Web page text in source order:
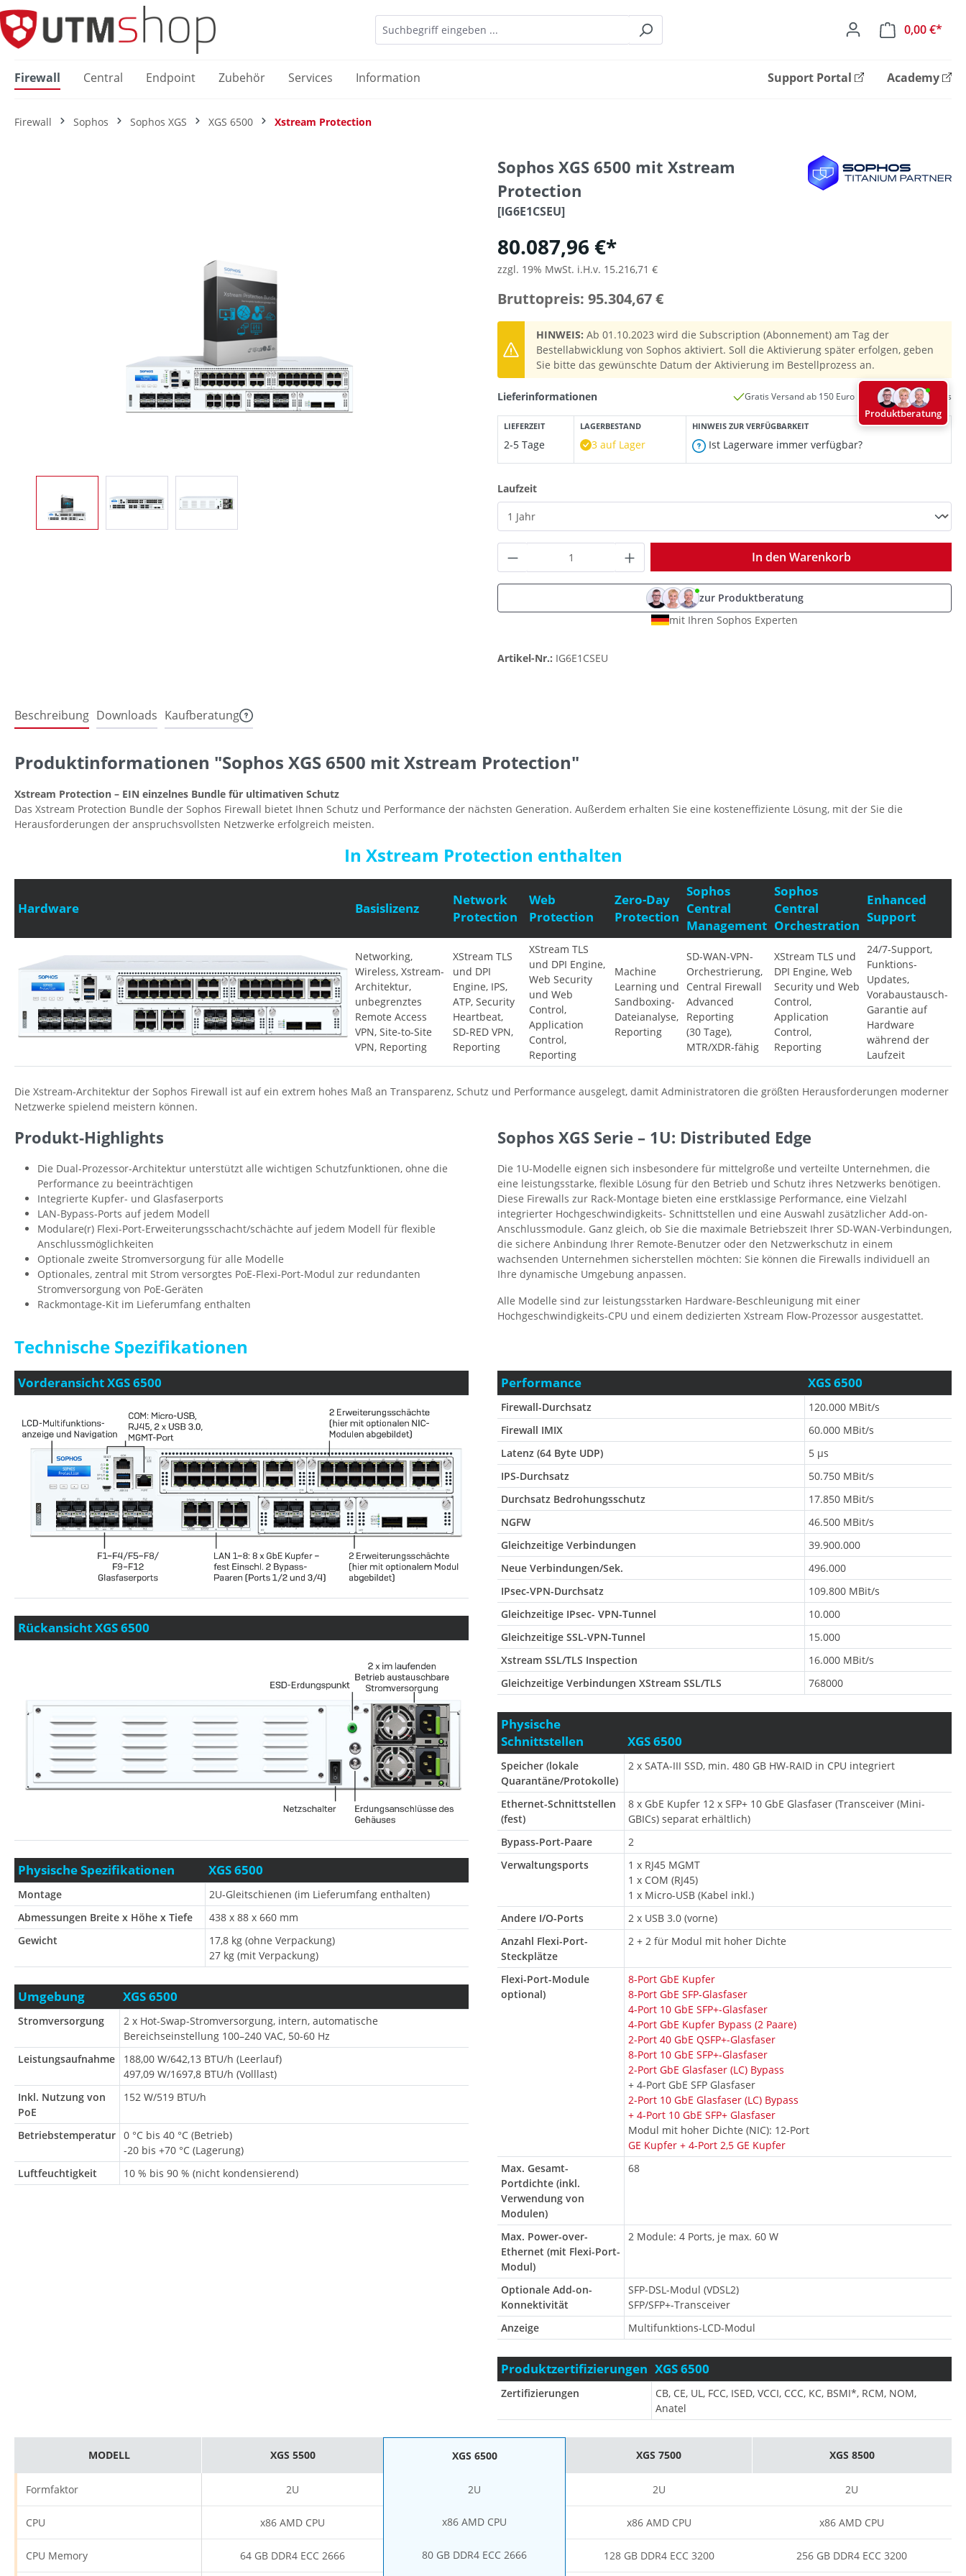
Zur Hauptnavigation springen
0,00 €*
Firewall Central Endpoint Zubehör Services Information Support Portal Academy
Firewall Sophos Sophos XGS XGS 6500 Xstream Protection
Sophos XGS 6500 mit Xstream
Protection
[IG6E1CSEU]
80.087,96 €*
zzgl. 19% MwSt. i.H.v. 15.216,71 €
Bruttopreis: 95.304,67 €
HINWEIS: Ab 01.10.2023 wird die Subscription (Abonnement) am Tag der
Bestellabwicklung von Sophos aktiviert. Soll die Aktivierung später erfolgen, geben
Sie bitte das gewünschte Datum der Aktivierung im Bestellprozess an.
Lieferinformationen Gratis Versand ab 150 Euro innerhalb Deutschlands
LIEFERZEIT
2-5 Tage
LAGERBESTAND
3 auf Lager
HINWEIS ZUR VERFÜGBARKEIT
Ist Lagerware immer verfügbar?
Laufzeitauswählen
Produkt Anzahl: Gib den gewünschten Wert ein oder
In den Warenkorb
zur Produktberatung
mit Ihren Sophos Experten
Artikel-Nr.: IG6E1CSEU
Beschreibung Downloads Kaufberatung
Produktinformationen "Sophos XGS 6500 mit Xstream Protection"
Xstream Protection – EIN einzelnes Bundle für ultimativen Schutz
Das Xstream Protection Bundle der Sophos Firewall bietet Ihnen Schutz und Performance der nächsten Generation. Außerdem erhalten Sie eine kosteneffiziente Lösung, mit der Sie die
Herausforderungen der anspruchsvollsten Netzwerke erfolgreich meisten.
In Xstream Protection enthalten
Hardware Basislizenz
Network
Protection
Web
Protection
Zero-Day
Protection
Sophos
Central
Management
Sophos
Central
Orchestration
Enhanced
Support
Networking,
Wireless, Xstream-
Architektur,
unbegrenztes
Remote Access
VPN, Site-to-Site
VPN, Reporting
XStream TLS
und DPI
Engine, IPS,
ATP, Security
Heartbeat,
SD-RED VPN,
Reporting
XStream TLS
und DPI Engine,
Web Security
und Web
Control,
Application
Control,
Reporting
Machine
Learning und
Sandboxing-
Dateianalyse,
Reporting
SD-WAN-VPN-
Orchestrierung,
Central Firewall
Advanced
Reporting
(30 Tage),
MTR/XDR-fähig
XStream TLS und
DPI Engine, Web
Security und Web
Control,
Application
Control,
Reporting
24/7-Support,
Funktions-
Updates,
Vorabaustausch-
Garantie auf
Hardware
während der
Laufzeit
Die Xstream-Architektur der Sophos Firewall ist auf ein extrem hohes Maß an Transparenz, Schutz und Performance ausgelegt, damit Administratoren die größten Herausforderungen moderner
Netzwerke spielend meistern können.
Produkt-Highlights
Die Dual-Prozessor-Architektur unterstützt alle wichtigen Schutzfunktionen, ohne die
Performance zu beeinträchtigen
Integrierte Kupfer- und Glasfaserports
LAN-Bypass-Ports auf jedem Modell
Modulare(r) Flexi-Port-Erweiterungsschacht/schächte auf jedem Modell für flexible
Anschlussmöglichkeiten
Optionale zweite Stromversorgung für alle Modelle
Optionales, zentral mit Strom versorgtes PoE-Flexi-Port-Modul zur redundanten
Stromversorgung von PoE-Geräten
Rackmontage-Kit im Lieferumfang enthalten
Sophos XGS Serie – 1U: Distributed Edge
Die 1U-Modelle eignen sich insbesondere für mittelgroße und verteilte Unternehmen, die
eine leistungsstarke, flexible Lösung für den Betrieb und Schutz ihres Netzwerks benötigen.
Diese Firewalls zur Rack-Montage bieten eine erstklassige Performance, eine Vielzahl
integrierter Hochgeschwindigkeits- Schnittstellen und eine Auswahl zusätzlicher Add-on-
Anschlussmodule. Ganz gleich, ob Sie die maximale Betriebszeit Ihrer SD-WAN-Verbindungen,
die sichere Anbindung Ihrer Remote-Benutzer oder den Netzwerkschutz in einem
wachsenden Unternehmen sicherstellen möchten: Sie können die Firewalls individuell an
Ihre dynamische Umgebung anpassen.
Alle Modelle sind zur leistungsstarken Hardware-Beschleunigung mit einer
Hochgeschwindigkeits-CPU und einem dedizierten Xstream Flow-Prozessor ausgestattet.
Technische Spezifikationen
Vorderansicht XGS 6500
Rückansicht XGS 6500
Physische Spezifikationen XGS 6500
Montage
2U-Gleitschienen (im Lieferumfang enthalten)
Abmessungen Breite x Höhe x Tiefe
438 x 88 x 660 mm
Gewicht
17,8 kg (ohne Verpackung)
27 kg (mit Verpackung)
Umgebung XGS 6500
Stromversorgung
2 x Hot-Swap-Stromversorgung, intern, automatische
Bereichseinstellung 100–240 VAC, 50-60 Hz
Leistungsaufnahme
188,00 W/642,13 BTU/h (Leerlauf)
497,09 W/1697,8 BTU/h (Volllast)
Inkl. Nutzung von
PoE
152 W/519 BTU/h
Betriebstemperatur 0 °C bis 40 °C (Betrieb)
-20 bis +70 °C (Lagerung)
Luftfeuchtigkeit
10 % bis 90 % (nicht kondensierend)
Performance XGS 6500
Firewall-Durchsatz
120.000 MBit/s
Firewall IMIX
60.000 MBit/s
Latenz (64 Byte UDP)
5 µs
IPS-Durchsatz
50.750 MBit/s
Durchsatz Bedrohungsschutz
17.850 MBit/s
NGFW
46.500 MBit/s
Gleichzeitige Verbindungen
39.900.000
Neue Verbindungen/Sek.
496.000
IPsec-VPN-Durchsatz
109.800 MBit/s
Gleichzeitige IPsec- VPN-Tunnel
10.000
Gleichzeitige SSL-VPN-Tunnel
15.000
Xstream SSL/TLS Inspection
16.000 MBit/s
Gleichzeitige Verbindungen XStream SSL/TLS
768000
Physische
Schnittstellen
XGS 6500
Speicher (lokale
Quarantäne/Protokolle)
2 x SATA-III SSD, min. 480 GB HW-RAID in CPU integriert
Ethernet-Schnittstellen
(fest)
8 x GbE Kupfer 12 x SFP+ 10 GbE Glasfaser (Transceiver (Mini-
GBICs) separat erhältlich)
Bypass-Port-Paare
2
Verwaltungsports
1 x RJ45 MGMT
1 x COM (RJ45)
1 x Micro-USB (Kabel inkl.)
Andere I/O-Ports
2 x USB 3.0 (vorne)
Anzahl Flexi-Port-
Steckplätze
2 + 2 für Modul mit hoher Dichte
Flexi-Port-Module
optional)
8-Port GbE Kupfer
8-Port GbE SFP-Glasfaser
4-Port 10 GbE SFP+-Glasfaser
4-Port GbE Kupfer Bypass (2 Paare)
2-Port 40 GbE QSFP+-Glasfaser
8-Port 10 GbE SFP+-Glasfaser
2-Port GbE Glasfaser (LC) Bypass
+ 4-Port GbE SFP Glasfaser
2-Port 10 GbE Glasfaser (LC) Bypass
+ 4-Port 10 GbE SFP+ Glasfaser
Modul mit hoher Dichte (NIC): 12-Port
GE Kupfer + 4-Port 2,5 GE Kupfer
Max. Gesamt-
Portdichte (inkl.
Verwendung von
Modulen)
68
Max. Power-over-
Ethernet (mit Flexi-Port-
Modul)
2 Module: 4 Ports, je max. 60 W
Optionale Add-on-
Konnektivität
SFP-DSL-Modul (VDSL2)
SFP/SFP+-Transceiver
Anzeige
Multifunktions-LCD-Modul
Produktzertifizierungen XGS 6500
Zertifizierungen
CB, CE, UL, FCC, ISED, VCCI, CCC, KC, BSMI*, RCM, NOM,
Anatel
MODELL XGS 5500 XGS 6500 XGS 7500 XGS 8500
Formfaktor 2U 2U 2U 2U
CPU x86 AMD CPU x86 AMD CPU x86 AMD CPU x86 AMD CPU
CPU Memory 64 GB DDR4 ECC 2666 80 GB DDR4 ECC 2666 128 GB DDR4 ECC 3200 256 GB DDR4 ECC 3200
Produktberatung